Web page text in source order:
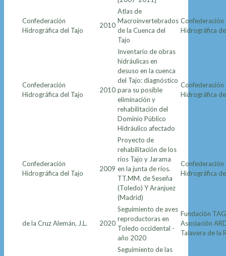
Confederación
Hidrográfica del Tajo
2010
Atlas de
Macroinvertebrados
de la Cuenca del
Tajo
Confederación
Hidrográfica
Confederación
Hidrográfica del Tajo
2010
Inventario de obras
hidráulicas en
desuso en la cuenca
del Tajo: diagnóstico
para su posible
eliminación y
rehabilitación del
Dominio Público
Hidráulico afectado
Confederación
Hidrográfica
Confederación
Hidrográfica del Tajo
2009
Proyecto de
rehabilitación de los
ríos Tajo y Jarama
en la junta de ríos.
TT.MM. de Seseña
(Toledo) Y Aranjuez
(Madrid)
Confederación
Hidrográfica
de la Cruz Alemán, J.L. 2020
Seguimiento de aves
reproductoras en
Toledo occidental -
año 2020
Fundación
Asociación
Talavera de la
Seguimiento de las